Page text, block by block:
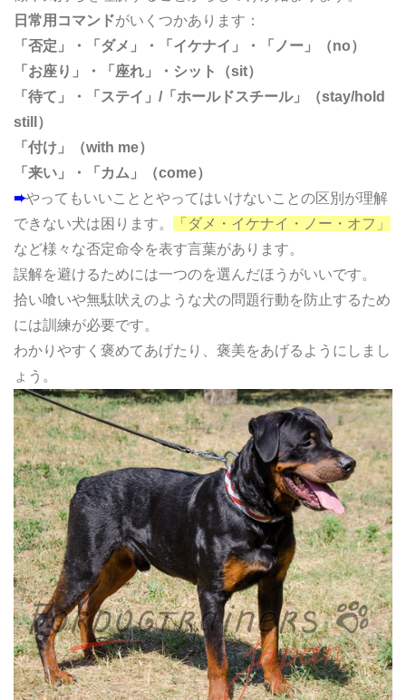
日常用コマンドがいくつかあります：
「否定」・「ダメ」・「イケナイ」・「ノー」（no）
「お座り」・「座れ」・シット（sit）
「待て」・「ステイ」/「ホールドスチール」（stay/hold
still）
「付け」（with me）
「来い」・「カム」（come）
➨やってもいいこととやってはいけないことの区別が理解
できない犬は困ります。
「ダメ・イケナイ・ノー・オフ」
など様々な否定命令を表す言葉があります。
誤解を避けるためには一つのを選んだほうがいいです。
拾い喰いや無駄吠えのような犬の問題行動を防止するため
には訓練が必要です。
わかりやすく褒めてあげたり、褒美をあげるようにしまし
ょう。